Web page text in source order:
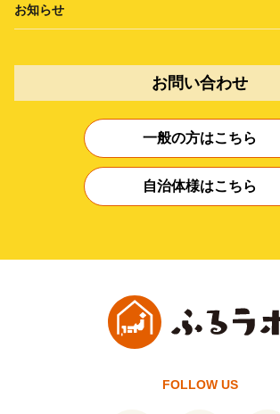
お知らせ
お問い合わせ
一般の方はこちら
自治体様はこちら
FOLLOW US